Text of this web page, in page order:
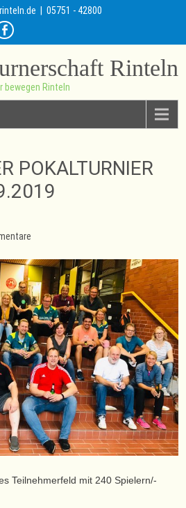
| 05751 - 42800
Rinteln
bewegen Rinteln
POKALTURNIER
Teilnehmerfeld mit 240 Spielern/-